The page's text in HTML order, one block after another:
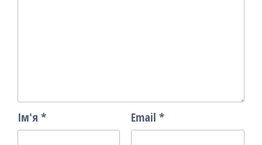
Ім'я * Email *